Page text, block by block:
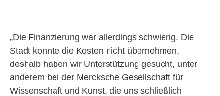
„Die Finanzierung war allerdings schwierig. Die
Stadt konnte die Kosten nicht übernehmen,
deshalb haben wir Unterstützung gesucht, unter
anderem bei der Mercksche Gesellschaft für
Wissenschaft und Kunst, die uns schließlich